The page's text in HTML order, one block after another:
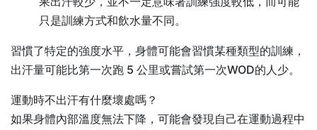
只是訓練方式和飲水量不同。
習慣了特定的強度水平，身體可能會習慣某種類型的訓練，
出汗量可能比第一次跑 5 公里或嘗試第一次WOD的人少。
運動時不出汗有什麼壞處嗎？
如果身體內部溫度無法下降，可能會發現自己在運動過程中